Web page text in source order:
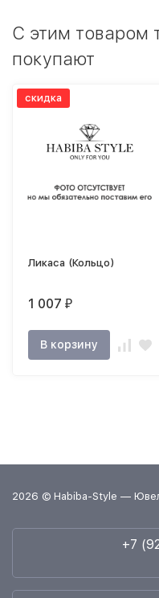
С этим товаром
покупают
скидка
Ликаса (Кольцо)
1 007 ₽
В корзину
2026 © Habiba-Style —
+7